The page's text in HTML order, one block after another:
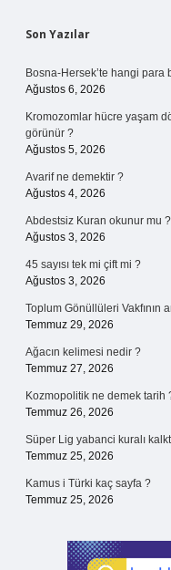
Sidebar
Son Yazılar
Bosna-Hersek’te hangi para
Ağustos 6, 2026
Kromozomlar hücre yaşam
görünür ?
Ağustos 5, 2026
Avarif ne demektir ?
Ağustos 4, 2026
Abdestsiz Kuran okunur mu ?
Ağustos 3, 2026
45 sayısı tek mi çift mi ?
Ağustos 3, 2026
Toplum Gönüllüleri Vakfının
Temmuz 29, 2026
Ağacın kelimesi nedir ?
Temmuz 27, 2026
Kozmopolitik ne demek tarih
Temmuz 26, 2026
Süper Lig yabanci kuralı
Temmuz 25, 2026
Kamus i Türki kaç sayfa ?
Temmuz 25, 2026